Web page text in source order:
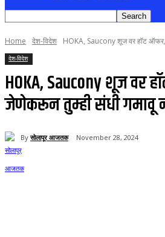
Home देश-विदेश HOKA, Saucony शूज वर हॉट ऑफर,
देश-विदेश
HOKA, Saucony शूज वर
जेणेकरून तुम्ही संधी गमावू
By सोलापूर आजतक November 28, 2024